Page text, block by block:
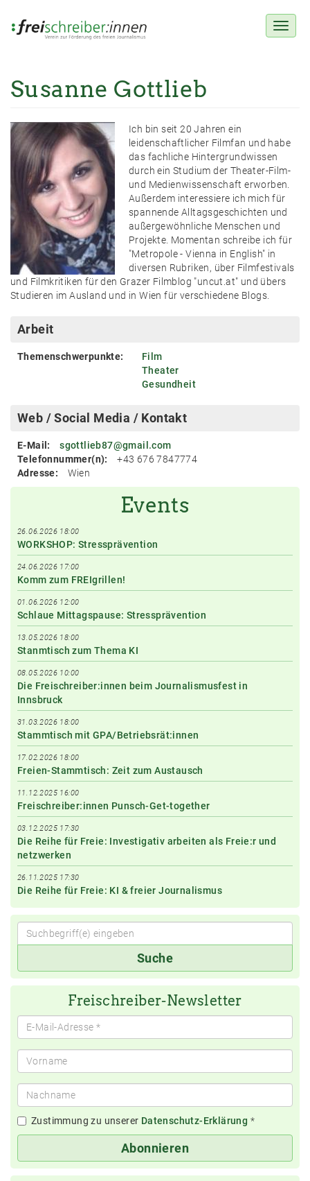
Direkt
zum
Toggle
Susanne Gottlieb
Ich bin seit 20 Jahren ein
leidenschaftlicher Filmfan und habe
das fachliche Hintergrundwissen
durch ein Studium der Theater-Film-
und Medienwissenschaft erworben.
Außerdem interessiere ich mich für
spannende Alltagsgeschichten und
außergewöhnliche Menschen und
Projekte. Momentan schreibe ich für
"Metropole - Vienna in English" in
diversen Rubriken, über Filmfestivals
und Filmkritiken für den Grazer Filmblog "uncut.at" und übers
Studieren im Ausland und in Wien für verschiedene Blogs.
Arbeit
Themenschwerpunkte:
Film
Theater
Gesundheit
Web / Social Media / Kontakt
E-Mail:
sgottlieb87@gmail.com
Telefonnummer(n):
+43 676 7847774
Adresse:
Wien
Events
26.06.2026 18:00
WORKSHOP: Stressprävention
24.06.2026 17:00
Komm zum FREIgrillen!
01.06.2026 12:00
Schlaue Mittagspause: Stressprävention
13.05.2026 18:00
Stanmtisch zum Thema KI
08.05.2026 10:00
Die Freischreiber:innen beim Journalismusfest in
Innsbruck
31.03.2026 18:00
Stammtisch mit GPA/Betriebsrät:innen
17.02.2026 18:00
Freien-Stammtisch: Zeit zum Austausch
11.12.2025 16:00
Freischreiber:innen Punsch-Get-together
03.12.2025 17:30
Die Reihe für Freie: Investigativ arbeiten als Freie:r und
netzwerken
26.11.2025 17:30
Die Reihe für Freie: KI & freier Journalismus
Suche
Freischreiber-Newsletter
Zustimmung zu unserer Datenschutz-Erklärung *
Abonnieren